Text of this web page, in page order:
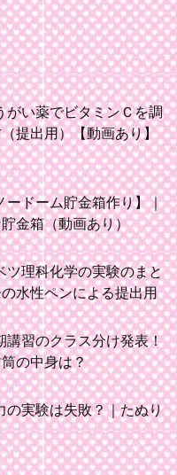
がい薬でビタミンＣを調
提出用）【動画あり】
ードーム貯金箱作り】｜
金箱（動画あり）
ツ理科化学の実験のまと
水性ペンによる提出用
講習のクラス分け発表！
の中身は？
の実験は失敗？｜たぬり